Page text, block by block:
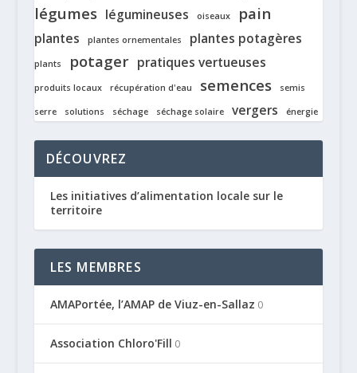
légumes légumineuses oiseaux pain
plantes plantes ornementales plantes potagères
plants potager pratiques vertueuses
produits locaux récupération d'eau semences semis
serre solutions séchage séchage solaire vergers énergie
DÉCOUVREZ
Les initiatives d’alimentation locale sur le
territoire
LES MEMBRES
AMAPortée, l’AMAP de Viuz-en-Sallaz 0
Association Chloro'Fill 0